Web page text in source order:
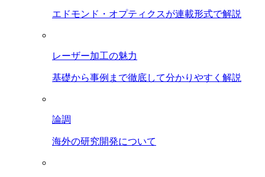
エドモンド・オプティクスが連載形式で解説
レーザー加工の魅力
基礎から事例まで徹底して分かりやすく解説
論調
海外の研究開発について